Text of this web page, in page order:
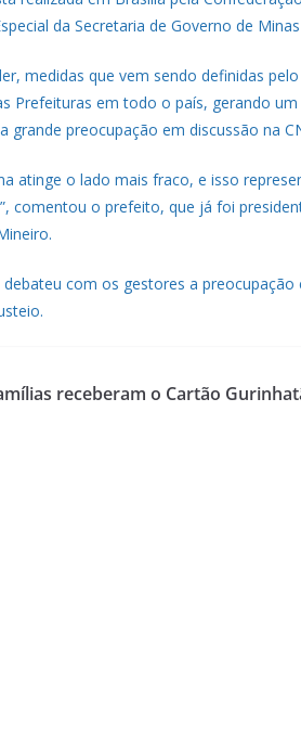
da Secretaria de Governo de
medidas que vem sendo definidas
Prefeituras em todo o país, gerando
grande preocupação em discussão na
atinge o lado mais fraco, e isso
comentou o prefeito, que já foi
debateu com os gestores a
receberam o Cartão